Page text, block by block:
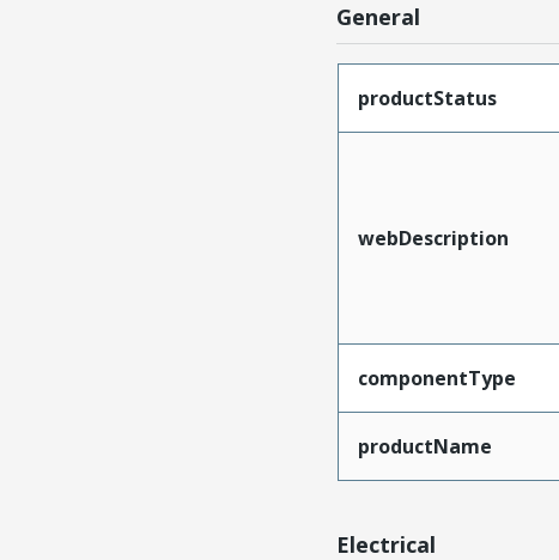
General
productStatus
webDescription
componentType
productName
Electrical